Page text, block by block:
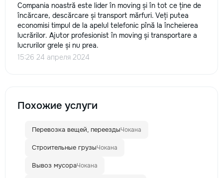
Compania noastră este lider în moving și în tot ce ține de
încărcare, descărcare și transport mărfuri. Veți putea
economisi timpul de la apelul telefonic pînă la încheierea
lucrărilor. Ajutor profesionist în moving și transportare a
lucrurilor grele și nu prea.
15:26 24 апреля 2024
Похожие услуги
Перевозка вещей, переездыЧокана
Строительные грузыЧокана
Вывоз мусораЧокана